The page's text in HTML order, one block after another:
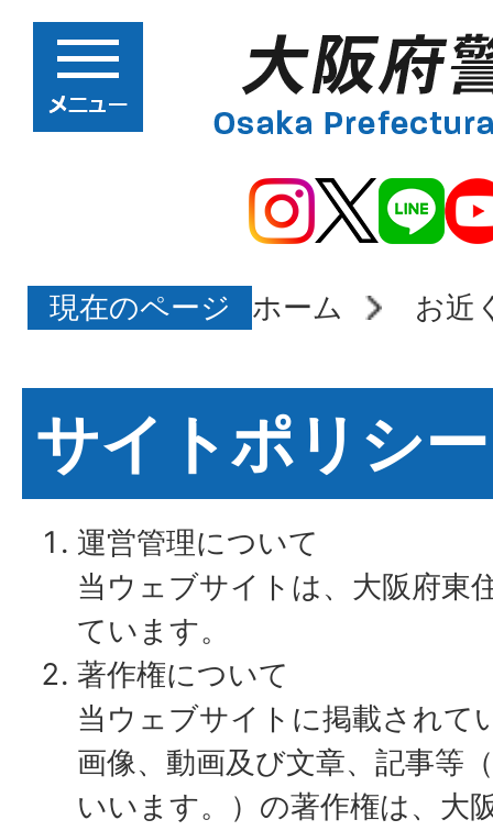
現在のページ ホーム お近
サイトポリシー
運営管理について
当ウェブサイトは、大阪府東
ています。
著作権について
当ウェブサイトに掲載されて
画像、動画及び文章、記事等
いいます。）の著作権は、大